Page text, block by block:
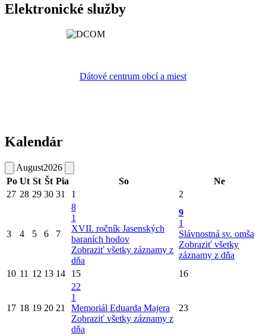
Elektronické služby
Dátové centrum obcí a miest
Kalendár
August2026
Po Ut St Št Pia So
Ne
27 28 29 30 31 1 2
3 4 5 6 7
8
1
XVII. ročník Jasenských
baraních hodov
Zobraziť všetky záznamy z
dňa
9
1
Slávnostná sv. omša
Zobraziť všetky
záznamy z dňa
10 11 12 13 14 15 16
17 18 19 20 21
22
1
Memoriál Eduarda Majera
Zobraziť všetky záznamy z
dňa
23